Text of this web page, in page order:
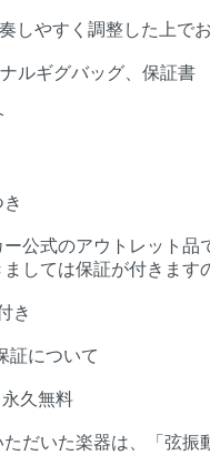
しやすく調整した上で
ルギグバッグ、保証書
公式のアウトレット品
しては保証が付きます
き
証について
久無料
だいた楽器は、「弦